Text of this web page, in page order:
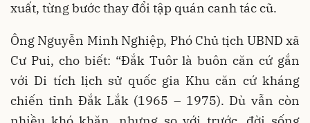
xuất, từng bước thay đổi tập quán canh tác cũ.
Ông Nguyễn Minh Nghiệp, Phó Chủ tịch UBND xã
Cư Pui, cho biết: “Đắk Tuôr là buôn căn cứ gắn
với Di tích lịch sử quốc gia Khu căn cứ kháng
chiến tỉnh Đắk Lắk (1965 – 1975). Dù vẫn còn